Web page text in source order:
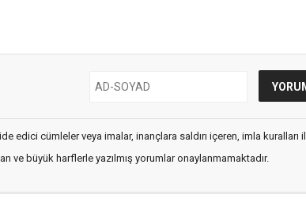
edici cümleler veya imalar, inançlara saldırı içeren, imla kuralları
ve büyük harflerle yazılmış yorumlar onaylanmamaktadır.